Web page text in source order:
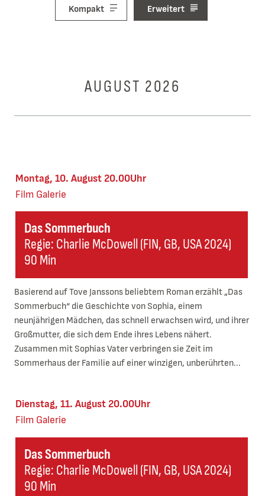
Kompakt Erweitert
AUGUST 2026
Das Sommerbuch
Regie: Charlie McDowell (FIN, GB, USA 2024)
90 Min
Montag, 10. August 20.00Uhr
Film Galerie
Basierend auf Tove Janssons beliebtem Roman erzählt „Das
Sommerbuch“ die Geschichte von Sophia, einem
neunjährigen Mädchen, das schnell erwachsen wird, und ihrer
Großmutter, die sich dem Ende ihres Lebens nähert.
Zusammen mit Sophias Vater verbringen sie Zeit im
Sommerhaus der Familie auf einer winzigen, unberührten...
Das Sommerbuch
Regie: Charlie McDowell (FIN, GB, USA 2024)
90 Min
Dienstag, 11. August 20.00Uhr
Film Galerie